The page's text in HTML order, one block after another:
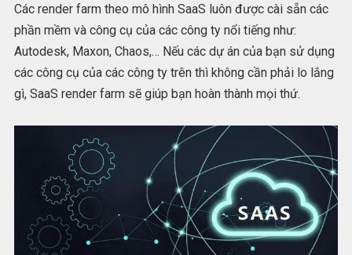
Các render farm theo mô hình SaaS luôn được cài sẵn các
phần mềm và công cụ của các công ty nổi tiếng như:
Autodesk, Maxon, Chaos,… Nếu các dự án của bạn sử dụng
các công cụ của các công ty trên thì không cần phải lo lắng
gì, SaaS render farm sẽ giúp bạn hoàn thành mọi thứ.